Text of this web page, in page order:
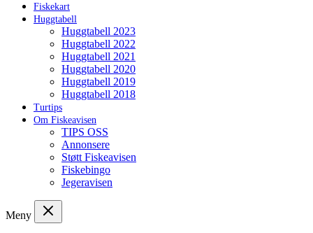
Fiskekart
Huggtabell
Huggtabell 2023
Huggtabell 2022
Huggtabell 2021
Huggtabell 2020
Huggtabell 2019
Huggtabell 2018
Turtips
Om Fiskeavisen
TIPS OSS
Annonsere
Støtt Fiskeavisen
Fiskebingo
Jegeravisen
Meny